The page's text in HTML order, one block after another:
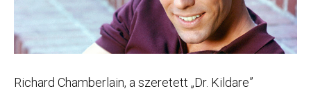
Richard Chamberlain, a szeretett „Dr. Kildare”